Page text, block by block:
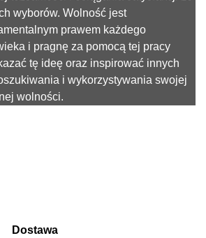
wyborów. Wolność jest
prawem każdego
i pragnę za pomocą tej pracy
tę ideę oraz inspirować innych
i wykorzystywania swojej
wolności.
Dostawa